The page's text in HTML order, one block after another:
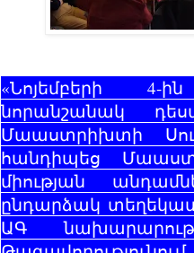
«Նոյեմբերի 4-
նորանշանակ
Մաաստրիխտի
հանդիպեց
միության
ընդարձակ
ԱԳ